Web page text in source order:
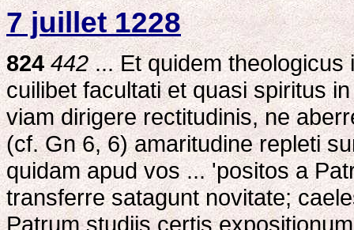
7 juillet 1228
824 442... Et quidem theologicus
cuilibet facultati et quasi spiritus
viam dirigere rectitudinis, ne
(cf. Gn 6, 6) amaritudine repleti
quidam apud vos ... 'positos a
transferre satagunt novitate;
Patrum studiis certis